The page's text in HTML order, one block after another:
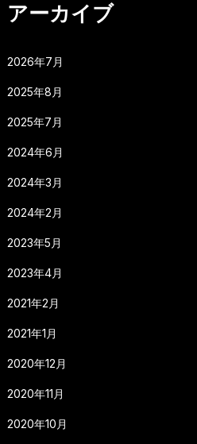
アーカイブ
2026年7月
2025年8月
2025年7月
2024年6月
2024年3月
2024年2月
2023年5月
2023年4月
2021年2月
2021年1月
2020年12月
2020年11月
2020年10月